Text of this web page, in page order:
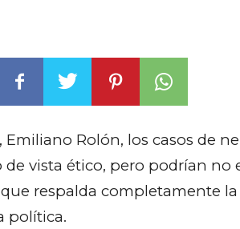
Emiliano Rolón, los casos de
vista ético, pero podrían no
respalda completamente
política.